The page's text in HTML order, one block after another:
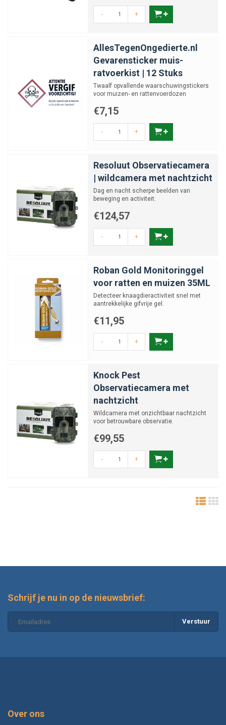
- +
AllesTegenOngedierte.nl
Gevarensticker muis-
ratvoerkist | 12 Stuks
Twaalf opvallende waarschuwingstickers
voor muizen- en rattenvoerdozen
€7,15
- +
Resoluut Observatiecamera
| wildcamera met nachtzicht
Dag en nacht scherpe beelden van
beweging en activiteit.
€124,57
- +
Roban Gold Monitoringgel
voor ratten en muizen 35ML
Detecteer knaagdieractiviteit snel met
aantrekkelijke gifvrije gel.
€11,95
- +
Knock Pest
Observatiecamera met
nachtzicht
Wildcamera met onzichtbaar nachtzicht
voor betrouwbare observatie.
€99,55
- +
Schrijf je nu in op de nieuwsbrief:
Verstuur
Over ons